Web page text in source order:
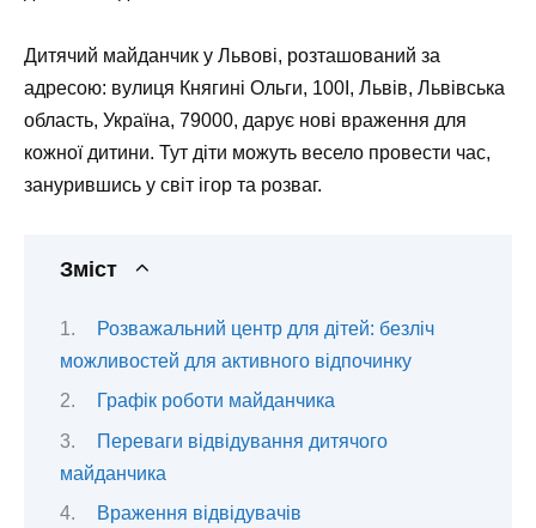
Дитячий майданчик у Львові, розташований за
адресою: вулиця Княгині Ольги, 100І, Львів, Львівська
область, Україна, 79000, дарує нові враження для
кожної дитини. Тут діти можуть весело провести час,
занурившись у світ ігор та розваг.
Зміст
Розважальний центр для дітей: безліч
можливостей для активного відпочинку
Графік роботи майданчика
Переваги відвідування дитячого
майданчика
Враження відвідувачів